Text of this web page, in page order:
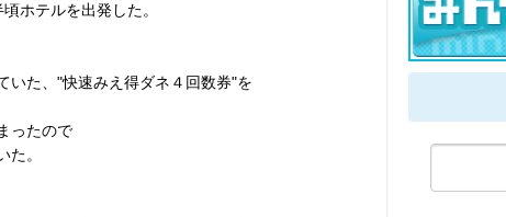
ホテルを出発した。
いた、"快速みえ得ダネ４回数券"を
ったので
。